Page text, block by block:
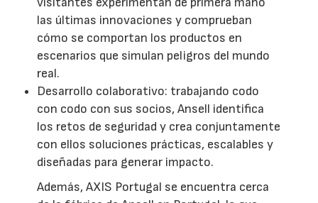
las últimas innovaciones y comprueban
cómo se comportan los productos en
escenarios que simulan peligros del mundo
real.
Desarrollo colaborativo: trabajando codo
con codo con sus socios, Ansell identifica
los retos de seguridad y crea conjuntamente
con ellos soluciones prácticas, escalables y
diseñadas para generar impacto.
Además, AXIS Portugal se encuentra cerca